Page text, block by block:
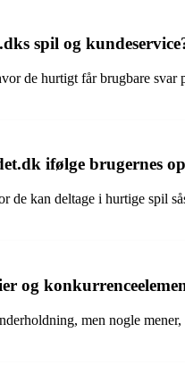
spil og
de hurtigt får brugbare
ifølge brugernes
kan deltage i hurtige spil
og
men nogle